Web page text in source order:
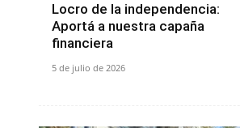
Locro de la independencia:
Aportá a nuestra capaña
financiera
5 de julio de 2026